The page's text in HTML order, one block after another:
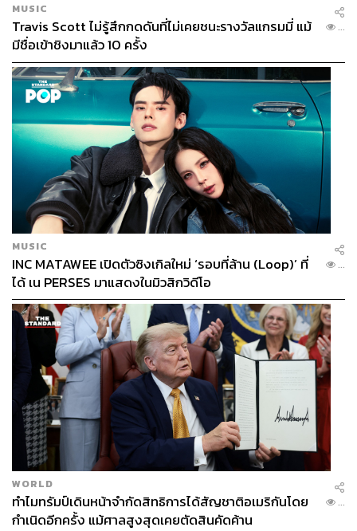
TAGS: จตุพร พรหมพันธุ์
ทนายนกเขา-นิติธร ล้ำเหลือ
ลานคนเมือง
143
ABOUT THE AUTHOR
THE STANDARD TEAM
กองบรรณาธิการ THE STANDARD
ABOUT THE PHOTOGRAPHER
ชาติกล้า สำเนียงแจ่ม
ช่างภาพข่าว ประจำสำนักข่าว THE
STANDARD
MUSIC
Travis Scott ไม่รู้สึกกดดันที่ไม่เคยชนะรางวัลแกรมมี่ แม้
มีชื่อเข้าชิงมาแล้ว 10 ครั้ง
...
MUSIC
INC MATAWEE เปิดตัวซิงเกิลใหม่ ‘รอบที่ล้าน (Loop)’ ที่
ได้ เน PERSES มาแสดงในมิวสิกวิดีโอ
...
WORLD
ทำไมทรัมป์เดินหน้าจำกัดสิทธิการได้สัญชาติอเมริกันโดย
กำเนิดอีกครั้ง แม้ศาลสูงสุดเคยตัดสินคัดค้าน
...